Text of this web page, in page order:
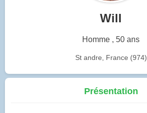
Will
Homme , 50 ans
St andre, France (974)
Présentation